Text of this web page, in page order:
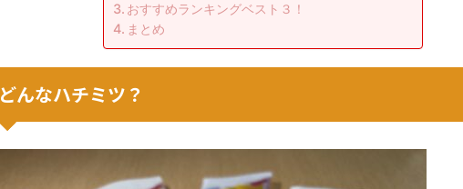
おすすめランキングベスト３！
まとめ
どんなハチミツ？